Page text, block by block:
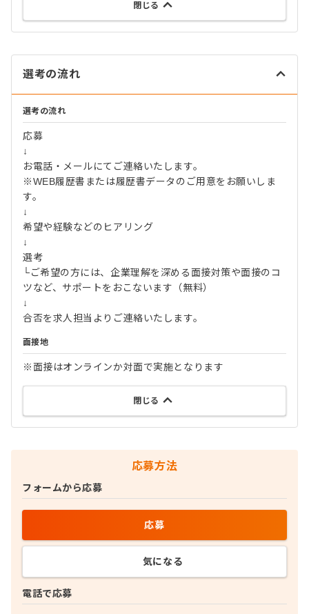
閉じる
選考の流れ
選考の流れ
応募
↓
お電話・メールにてご連絡いたします。
※WEB履歴書または履歴書データのご用意をお願いしま
す。
↓
希望や経験などのヒアリング
↓
選考
└ご希望の方には、企業理解を深める面接対策や面接のコ
ツなど、サポートをおこないます（無料）
↓
合否を求人担当よりご連絡いたします。
面接地
※面接はオンラインか対面で実施となります
閉じる
応募方法
電話で応募
フォームから応募
応募
気になる